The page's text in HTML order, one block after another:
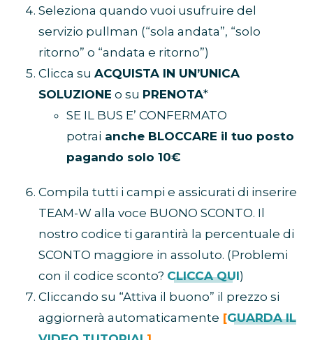
Seleziona quando vuoi usufruire del
servizio pullman (“sola andata”, “solo
ritorno” o “andata e ritorno”)
Clicca su ACQUISTA IN UN’UNICA
SOLUZIONE o su PRENOTA*
SE IL BUS E’ CONFERMATO
potrai anche BLOCCARE il tuo posto
pagando solo 10€
Compila tutti i campi e assicurati di inserire
TEAM-W alla voce BUONO SCONTO. Il
nostro codice ti garantirà la percentuale di
SCONTO maggiore in assoluto. (Problemi
con il codice sconto? CLICCA QUI)
Cliccando su “Attiva il buono” il prezzo si
aggiornerà automaticamente [GUARDA IL